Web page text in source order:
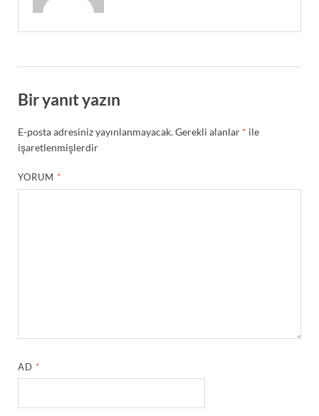
Bir yanıt yazın
E-posta adresiniz yayınlanmayacak.Gerekli alanlar * ile
işaretlenmişlerdir
YORUM *
AD *